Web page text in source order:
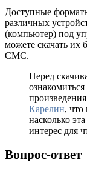
Доступные
различных
(компьютер) под
можете скачать их
СМС.
Перед
Карелин, что
насколько
интерес для
Вопрос-ответ